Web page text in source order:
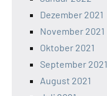
Dezember 2021
November 2021
Oktober 2021
September 2021
August 2021